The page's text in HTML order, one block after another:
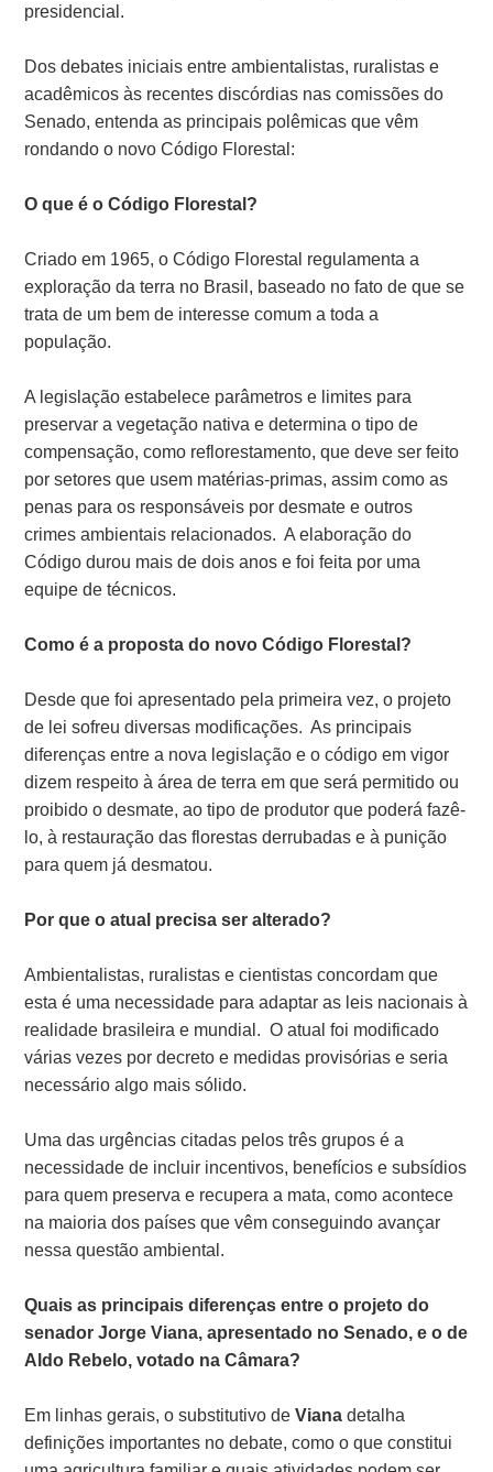
presidencial.
Dos debates iniciais entre ambientalistas, ruralistas e
acadêmicos às recentes discórdias nas comissões do
Senado, entenda as principais polêmicas que vêm
rondando o novo Código Florestal:
O que é o Código Florestal?
Criado em 1965, o Código Florestal regulamenta a
exploração da terra no Brasil, baseado no fato de que se
trata de um bem de interesse comum a toda a
população.
A legislação estabelece parâmetros e limites para
preservar a vegetação nativa e determina o tipo de
compensação, como reflorestamento, que deve ser feito
por setores que usem matérias-primas, assim como as
penas para os responsáveis por desmate e outros
crimes ambientais relacionados. A elaboração do
Código durou mais de dois anos e foi feita por uma
equipe de técnicos.
Como é a proposta do novo Código Florestal?
Desde que foi apresentado pela primeira vez, o projeto
de lei sofreu diversas modificações. As principais
diferenças entre a nova legislação e o código em vigor
dizem respeito à área de terra em que será permitido ou
proibido o desmate, ao tipo de produtor que poderá fazê-
lo, à restauração das florestas derrubadas e à punição
para quem já desmatou.
Por que o atual precisa ser alterado?
Ambientalistas, ruralistas e cientistas concordam que
esta é uma necessidade para adaptar as leis nacionais à
realidade brasileira e mundial. O atual foi modificado
várias vezes por decreto e medidas provisórias e seria
necessário algo mais sólido.
Uma das urgências citadas pelos três grupos é a
necessidade de incluir incentivos, benefícios e subsídios
para quem preserva e recupera a mata, como acontece
na maioria dos países que vêm conseguindo avançar
nessa questão ambiental.
Quais as principais diferenças entre o projeto do
senador Jorge Viana, apresentado no Senado, e o de
Aldo Rebelo, votado na Câmara?
Em linhas gerais, o substitutivo deVianadetalha
definições importantes no debate, como o que constitui